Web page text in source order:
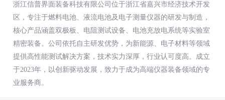
浙江信普界面装备科技有限公司位于浙江省嘉兴市经济技术开发
区，专注于燃料电池、液流电池及电子测量仪器的研发与制造，
核心产品涵盖双极板、电阻测试设备、电池充放电系统等实验室
精密装备。公司依托自主研发优势，为新能源、电子材料等领域
提供高性能测试解决方案，技术实力深厚，行业认可度高。成立
于2023年，以创新驱动发展，致力于成为高端仪器装备领域的专
业服务商。